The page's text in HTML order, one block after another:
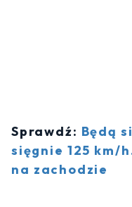
Sprawdź: Będą
sięgnie 125 km/
na zachodzie